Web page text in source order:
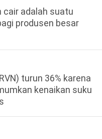
cair adalah suatu
produsen besar
turun 36% karena
kenaikan suku